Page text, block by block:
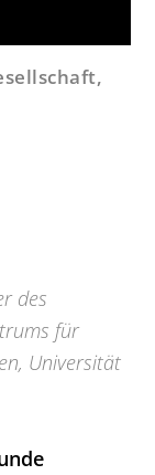
des
für
Universität